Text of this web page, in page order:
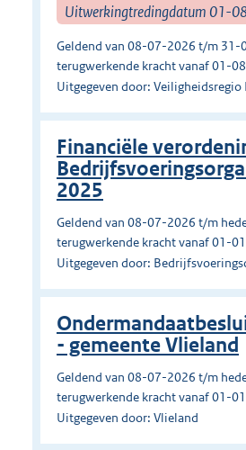
Uitwerkingtredingdatum 01-
Geldend van 08-07-2026 t/m 31-
terugwerkende kracht vanaf 01-
Uitgegeven door: Veiligheidsregio
Financiële
2025
Geldend van 08-07-2026 t/m
terugwerkende kracht vanaf 01-
Uitgegeven door:
- gemeente Vlieland
Geldend van 08-07-2026 t/m
terugwerkende kracht vanaf 01-
Uitgegeven door: Vlieland